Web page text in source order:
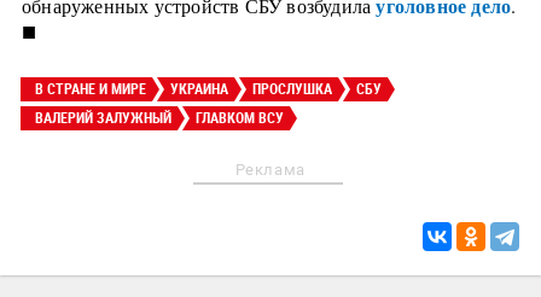
обнаруженных устройств СБУ возбудила
.
■
В СТРАНЕ И МИРЕ УКРАИНА ПРОСЛУШКА
СБУ
ВАЛЕРИЙ ЗАЛУЖНЫЙ
ГЛАВКОМ ВСУ
Реклама